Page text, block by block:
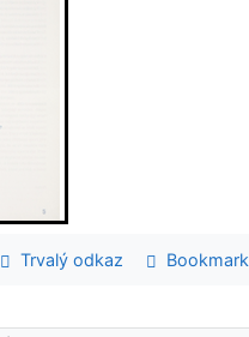
Trvalý odkaz Bookmark